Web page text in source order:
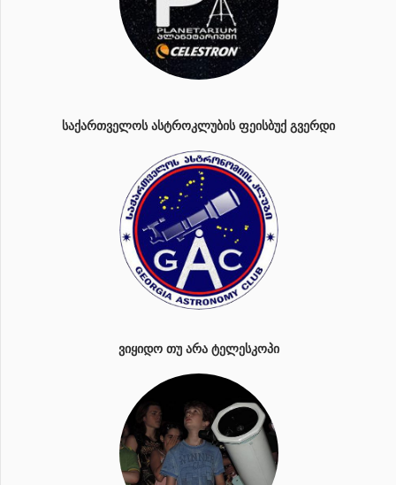
ᲡᲐᲥᲐᲠᲗᲕᲔᲚᲝᲡ ᲐᲡᲢᲠᲝᲙᲚᲣᲑᲘᲡ ᲤᲔᲘᲡᲑᲣᲥ ᲒᲕᲔᲠᲓᲘ
ᲕᲘᲧᲘᲓᲝ ᲗᲣ ᲐᲠᲐ ᲢᲔᲚᲔᲡᲙᲝᲞᲘ